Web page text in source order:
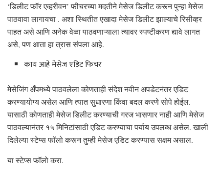
‘डिलीट फॉर एव्हरीवन’ फीचरच्या मदतीने मेसेज डिलीट करून पुन्हा मेसेज
पाठवावा लागायचा . अशा स्थितीत एखादा मेसेज डिलीट झाल्याचे रिसीव्हर
पाहत असे आणि अनेक वेळा पाठवणाऱ्याला त्यावर स्पष्टीकरण द्यावे लागत
असे, पण आता हा त्रास संपला आहे.
काय आहे मेसेज एडिट फिचर
मेसेजिंग अँपमध्ये पाठवलेला कोणताही संदेश नवीन अपडेटनंतर एडिट
करण्यायोग्य असेल आणि त्यात सुधारणा किंवा बदल करणे सोपे होईल.
यासाठी कोणताही मेसेज डिलीट करण्याची गरज भासणार नाही आणि मेसेज
पाठवल्यानंतर १५ मिनिटांसाठी एडिट करण्याचा पर्याय उपलब्ध असेल. खाली
दिलेल्या स्टेप्स फॉलो करून तुम्ही मेसेज एडिट करण्यास सक्षम असाल.
या स्टेप्स फॉलो करा.